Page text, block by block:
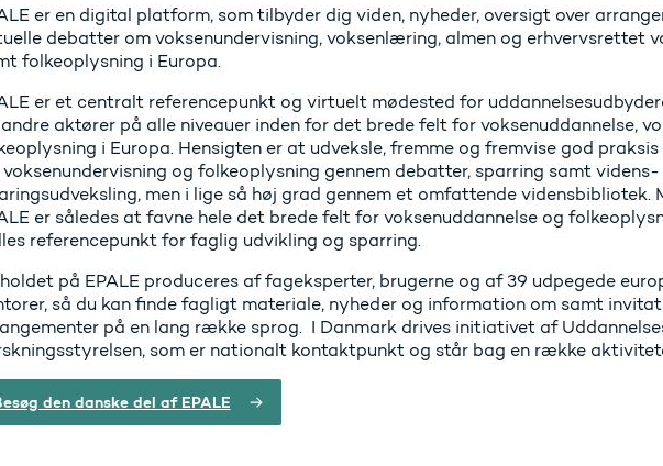
er en digital platform, som tilbyder dig viden, nyheder, oversigt over
debatter om voksenundervisning, voksenlæring, almen og erhvervsrettet
folkeoplysning i Europa.
er et centralt referencepunkt og virtuelt mødested for
aktører på alle niveauer inden for det brede felt for voksenuddannelse,
i Europa. Hensigten er at udveksle, fremme og fremvise god praksis
og folkeoplysning gennem debatter, sparring samt videns-
men i lige så høj grad gennem et omfattende
er således at favne hele det brede felt for voksenuddannelse og
referencepunkt for faglig udvikling og sparring.
på EPALE produceres af fageksperter, brugerne og af 39 udpegede
så du kan finde fagligt materiale, nyheder og information om samt
på en lang række sprog. I Danmark drives initiativet af
, som er nationalt kontaktpunkt og står bag en række
den danske del af EPALE